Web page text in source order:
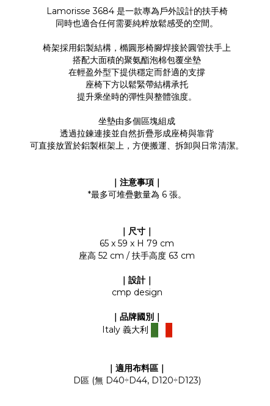
Lamorisse 3684 是一款專為戶外設計的扶手椅
同時也適合任何需要純粹放鬆感受的空間。
椅架採用鋁製結構，橢圓形椅腳焊接於圓管扶手上
搭配大面積的聚氨酯泡棉包覆坐墊
在輕盈外型下提供穩定而舒適的支撐
座椅下方以鬆緊帶結構承托
提升乘坐時的彈性與整體強度。
坐墊由多個區塊組成
透過拉鍊連接並自然折疊形成座椅與靠背
可直接放置於鋁製框架上，方便搬運、拆卸與日常清潔。
｜注意事項｜
*最多可堆疊數量為 6 張。
｜尺寸｜
65 x 59 x H 79 cm
座高 52 cm / 扶手高度 63 cm
｜設計｜
cmp design
｜品牌國別｜
Italy 義大利
｜適用布料區｜
D區 (無 D40÷D44, D120÷D123)